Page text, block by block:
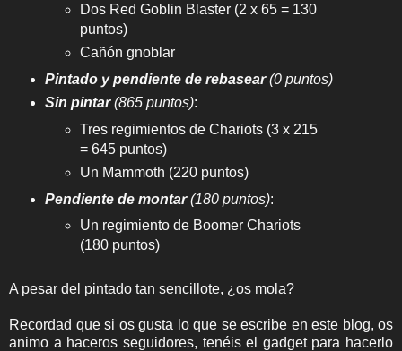
Dos Red Goblin Blaster (2 x 65 = 130
puntos)
Cañón gnoblar
Pintado y pendiente de rebasear(0 puntos)
Sin pintar(865 puntos):
Tres regimientos de Chariots (3 x 215
= 645 puntos)
Un Mammoth (220 puntos)
Pendiente de montar(180 puntos):
Un regimiento de Boomer Chariots
(180 puntos)
A pesar del pintado tan sencillote, ¿os mola?
Recordad que si os gusta lo que se escribe en este blog, os
animo a haceros seguidores, tenéis el gadget para hacerlo